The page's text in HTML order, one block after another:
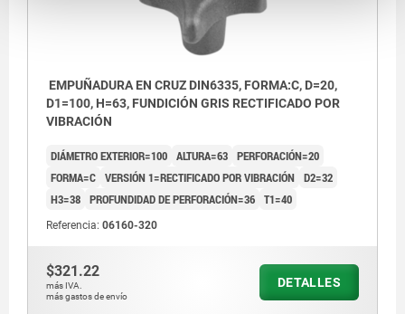
EMPUÑADURA EN CRUZ DIN6335, FORMA:C, D=20,
D1=100, H=63, FUNDICIÓN GRIS RECTIFICADO POR
VIBRACIÓN
DIÁMETRO EXTERIOR=100 ALTURA=63 PERFORACIÓN=20
FORMA=C VERSIÓN 1=RECTIFICADO POR VIBRACIÓN D2=32
H3=38 PROFUNDIDAD DE PERFORACIÓN=36 T1=40
Referencia: 06160-320
$321.22
más IVA.
más gastos de envío
DETALLES